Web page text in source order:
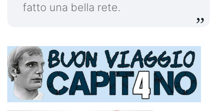
fatto una bella rete.